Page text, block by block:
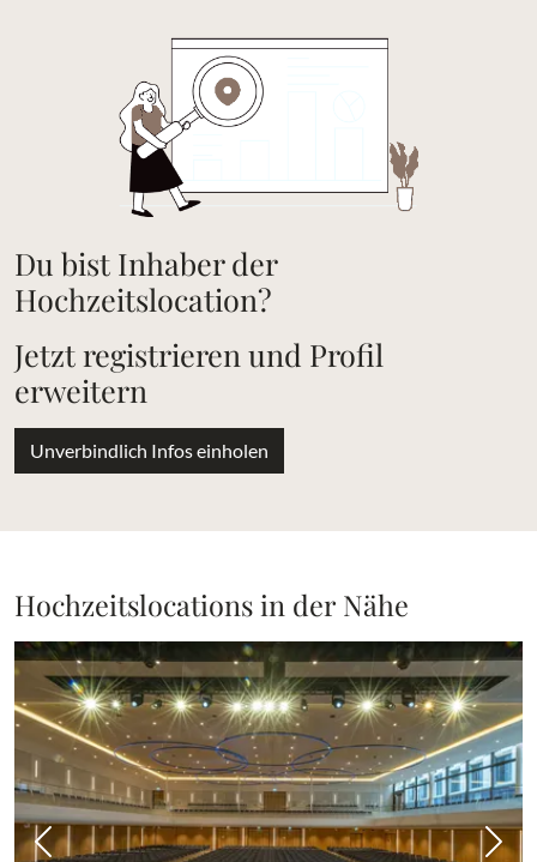
Du bist Inhaber der
Hochzeitslocation?
Jetzt registrieren und Profil
erweitern
Unverbindlich Infos einholen
Hochzeitslocations in der Nähe
Vorheriges Bild